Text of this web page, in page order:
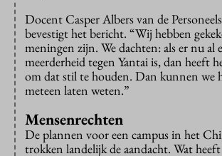
Docent Casper Albers van de
bevestigt het bericht. “Wij hebben
meningen zijn. We dachten: als er nu al
meerderheid tegen Yantai is, dan heeft
om dat stil te houden. Dan kunnen we
meteen laten weten.”
Mensenrechten
De plannen voor een campus in het
trokken landelijk de aandacht. Wat heeft